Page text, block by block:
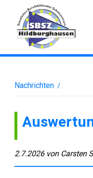
Nachrichten /
2.7.2026 von Carsten